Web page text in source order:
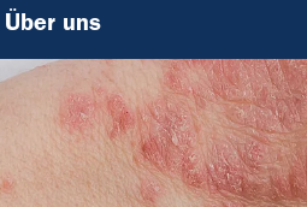
Über uns